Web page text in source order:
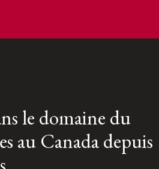
le domaine du
au Canada depuis